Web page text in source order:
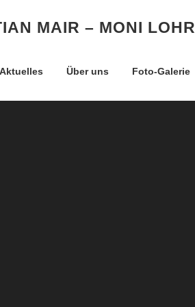
MAIR – MONI LOHR
Aktuelles Über uns Foto-Galerie